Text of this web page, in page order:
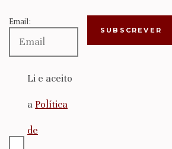
Email:
Li e aceito
a Política
de